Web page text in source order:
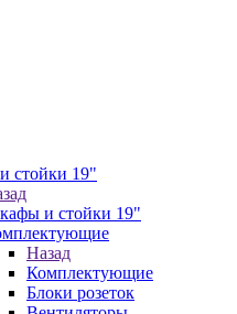
стойки 19"
и стойки 19"
Назад
Комплектующие
Блоки розеток